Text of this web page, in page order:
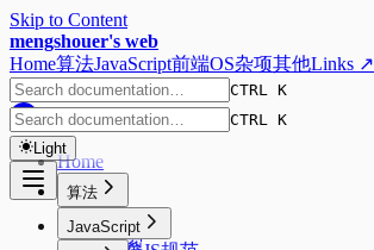
Skip to Content
mengshouer's web
Home算法JavaScript前端OS杂项其他Links ↗
CTRL K
Light
CTRL K
Home
算法
排序
搜索
JavaScript